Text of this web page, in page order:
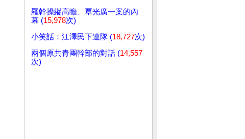
羅幹操縱高瞻、覃光廣一案的內
幕 (15,978次)
小笑話：江澤民下連隊 (18,727次)
兩個原共青團幹部的對話 (14,557
次)